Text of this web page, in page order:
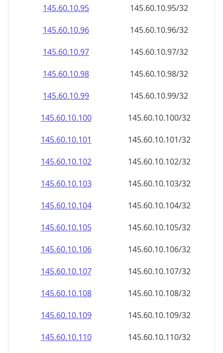
145.60.10.95
145.60.10.95/32
145.60.10.96
145.60.10.96/32
145.60.10.97
145.60.10.97/32
145.60.10.98
145.60.10.98/32
145.60.10.99
145.60.10.99/32
145.60.10.100
145.60.10.100/32
145.60.10.101
145.60.10.101/32
145.60.10.102
145.60.10.102/32
145.60.10.103
145.60.10.103/32
145.60.10.104
145.60.10.104/32
145.60.10.105
145.60.10.105/32
145.60.10.106
145.60.10.106/32
145.60.10.107
145.60.10.107/32
145.60.10.108
145.60.10.108/32
145.60.10.109
145.60.10.109/32
145.60.10.110
145.60.10.110/32